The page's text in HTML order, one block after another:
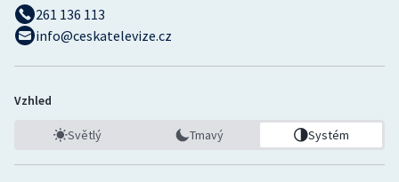
261 136 113
info@ceskatelevize.cz
Vzhled
Světlý Tmavý Systém